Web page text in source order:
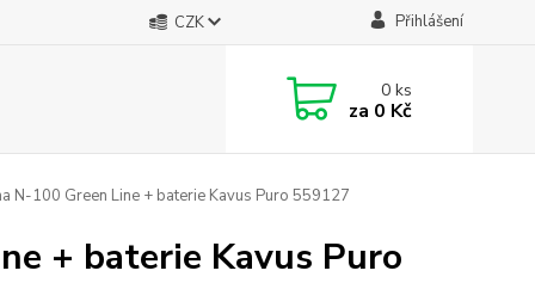
CZK Přihlášení
0ks
za 0 Kč
N-100 Green Line + baterie Kavus Puro 559127
+ baterie Kavus Puro